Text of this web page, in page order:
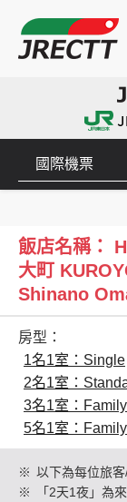
創造旅遊
國際機票
飯店名稱：
大町
Shinano
房型：
1名1室：Single
2名1室：
3名1室：
5名1室：
※ 以下為每位旅
※
「2天1夜」為